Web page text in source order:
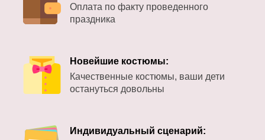
Оплата по факту проведенного
праздника
Новейшие костюмы:
Качественные костюмы, ваши дети
остануться довольны
Индивидуальный сценарий: